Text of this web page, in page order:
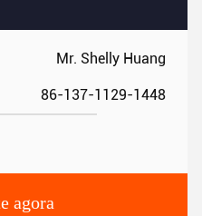
Mr. Shelly Huang
86-137-1129-1448
agora